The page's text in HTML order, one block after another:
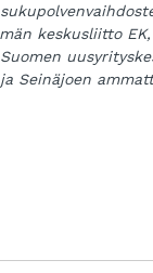
keskusliitto
Seinäjoen